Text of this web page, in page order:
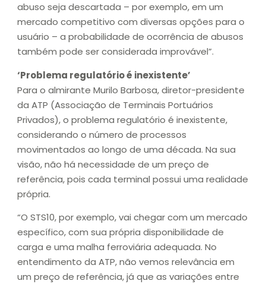
abuso seja descartada – por exemplo, em um
mercado competitivo com diversas opções para o
usuário – a probabilidade de ocorrência de abusos
também pode ser considerada improvável”.
‘Problema regulatório é inexistente’
Para o almirante Murilo Barbosa, diretor-presidente
da ATP (Associação de Terminais Portuários
Privados), o problema regulatório é inexistente,
considerando o número de processos
movimentados ao longo de uma década. Na sua
visão, não há necessidade de um preço de
referência, pois cada terminal possui uma realidade
própria.
“O STS10, por exemplo, vai chegar com um mercado
específico, com sua própria disponibilidade de
carga e uma malha ferroviária adequada. No
entendimento da ATP, não vemos relevância em
um preço de referência, já que as variações entre